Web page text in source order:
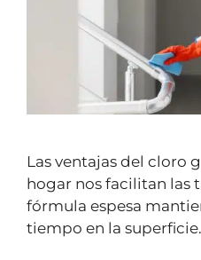
Las ventajas del cloro
hogar nos facilitan las
fórmula espesa
tiempo en la superficie.